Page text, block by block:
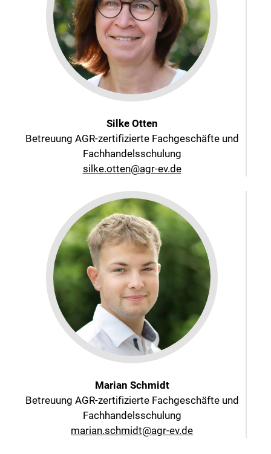
Silke Otten
Betreuung AGR-zertifizierte Fachgeschäfte und
Fachhandelsschulung
silke.otten@agr-ev.de
Marian Schmidt
Betreuung AGR-zertifizierte Fachgeschäfte und
Fachhandelsschulung
marian.schmidt@agr-ev.de